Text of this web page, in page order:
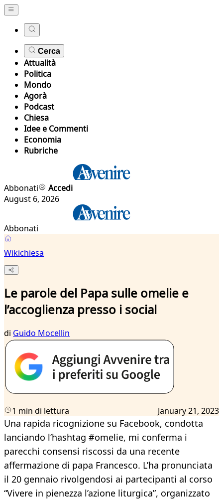
Cerca
Attualità
Politica
Mondo
Agorà
Podcast
Chiesa
Idee e Commenti
Economia
Rubriche
Abbonati
Accedi
August 6, 2026
Abbonati
Wikichiesa
Le parole del Papa sulle omelie e
l’accoglienza presso i social
di Guido Mocellin
1 min di lettura January 21, 2023
Una rapida ricognizione su Facebook, condotta
lanciando l’hashtag #omelie, mi conferma i
parecchi consensi riscossi da una recente
affermazione di papa Francesco. L’ha pronunciata
il 20 gennaio rivolgendosi ai partecipanti al corso
“Vivere in pienezza l’azione liturgica”, organizzato